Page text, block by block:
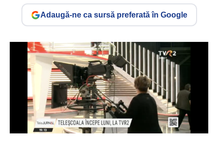
Adaugă-ne ca sursă preferată în Google